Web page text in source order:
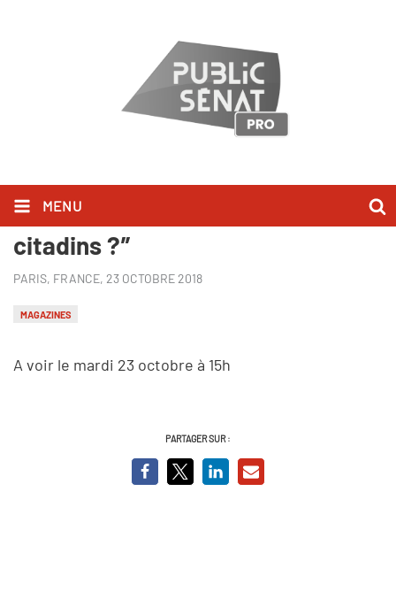
MENU
"Ma voix compte : Demain tous
citadins ?”
PARIS, FRANCE, 23 OCTOBRE 2018
MAGAZINES
A voir le mardi 23 octobre à 15h
PARTAGER SUR :